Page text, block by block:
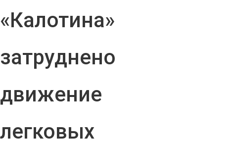
«Калотина»
затруднено
движение
легковых